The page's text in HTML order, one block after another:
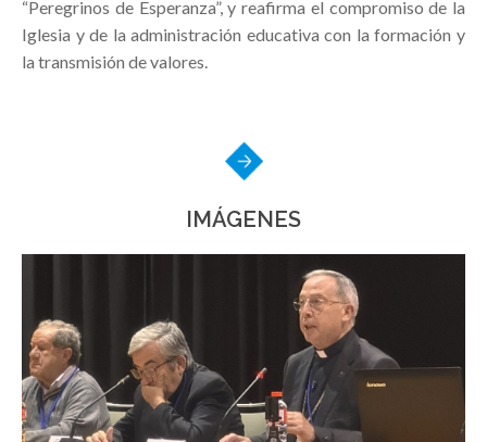
“Peregrinos de Esperanza”, y reafirma el compromiso de la
Iglesia y de la administración educativa con la formación y
la transmisión de valores.
IMÁGENES